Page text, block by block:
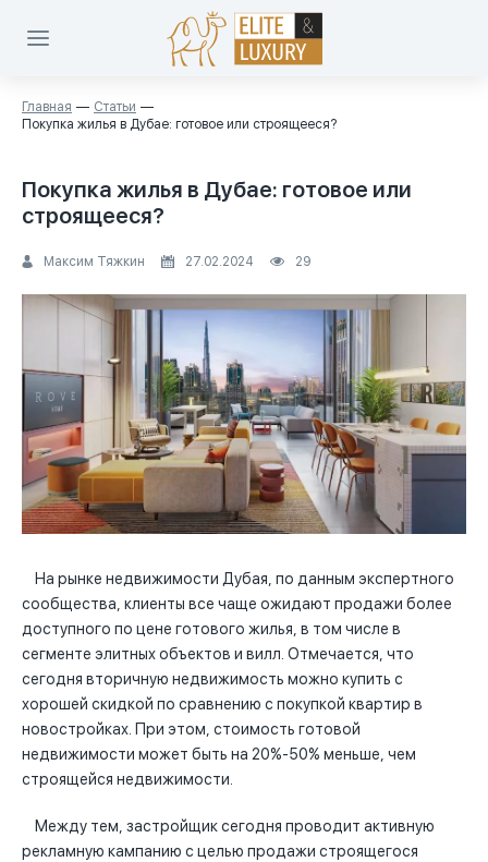
Главная
Статьи
Покупка жилья в Дубае: готовое или строящееся?
Покупка жилья в Дубае: готовое или
строящееся?
Максим Тяжкин 27.02.2024 29
На рынке недвижимости Дубая, по данным экспертного
сообщества, клиенты все чаще ожидают продажи более
доступного по цене готового жилья, в том числе в
сегменте элитных объектов и вилл. Отмечается, что
сегодня вторичную недвижимость можно купить с
хорошей скидкой по сравнению с покупкой квартир в
новостройках. При этом, стоимость готовой
недвижимости может быть на 20%-50% меньше, чем
строящейся недвижимости.
Между тем, застройщик сегодня проводит активную
рекламную кампанию с целью продажи строящегося